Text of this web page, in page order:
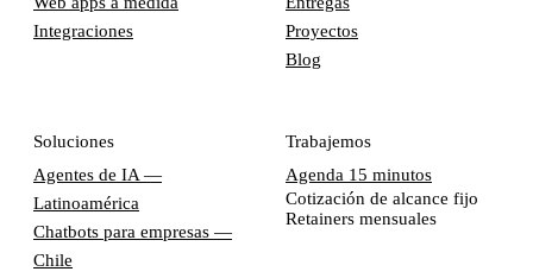
Integraciones
Proyectos
Blog
Soluciones
Agentes de IA —
Latinoamérica
Chatbots para empresas —
Chile
Trabajemos
Agenda 15 minutos
Cotización de alcance fijo
Retainers mensuales